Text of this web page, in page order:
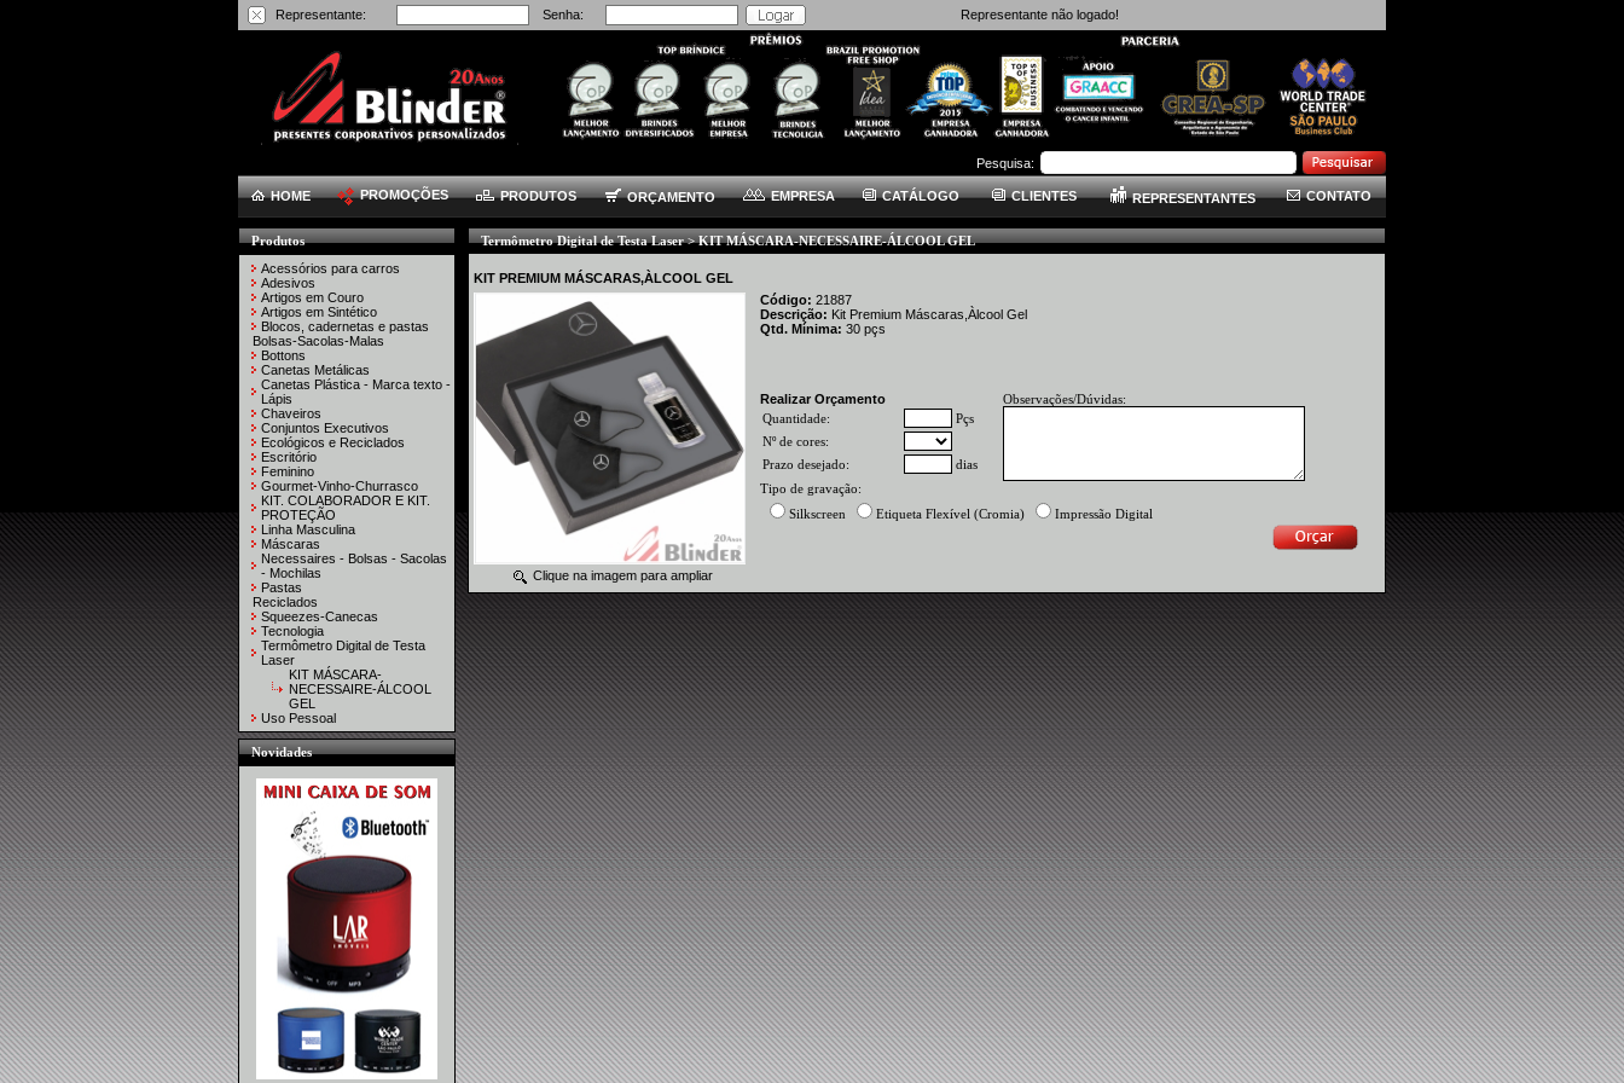
Representante: Senha: Representante não logado!
Pesquisa:
HOME PROMOÇÕES PRODUTOS ORÇAMENTO EMPRESA CATÁLOGO CLIENTES REPRESENTANTES CONTATO
Produtos
Acessórios para carros
Adesivos
Artigos em Couro
Artigos em Sintético
Blocos, cadernetas e pastas
Bolsas-Sacolas-Malas
Bottons
Canetas Metálicas
Canetas Plástica - Marca texto -
Lápis
Chaveiros
Conjuntos Executivos
Ecológicos e Reciclados
Escritório
Feminino
Gourmet-Vinho-Churrasco
KIT. COLABORADOR E KIT.
PROTEÇÃO
Linha Masculina
Máscaras
Necessaires - Bolsas - Sacolas
- Mochilas
Pastas
Reciclados
Squeezes-Canecas
Tecnologia
Termômetro Digital de Testa
Laser
KIT MÁSCARA-
NECESSAIRE-ÁLCOOL
GEL
Uso Pessoal
Novidades
Termômetro Digital de Testa Laser > KIT MÁSCARA-NECESSAIRE-ÁLCOOL GEL
KIT PREMIUM MÁSCARAS,ÀLCOOL GEL
Clique na imagem para ampliar
Código: 21887
Descrição: Kit Premium Máscaras,Àlcool Gel
Qtd. Mínima: 30 pçs
Realizar Orçamento
Observações/Dúvidas:
Quantidade:
Pçs
Nº de cores:
Prazo desejado:
dias
Tipo de gravação:
Silkscreen
Etiqueta Flexível (Cromia) Impressão Digital